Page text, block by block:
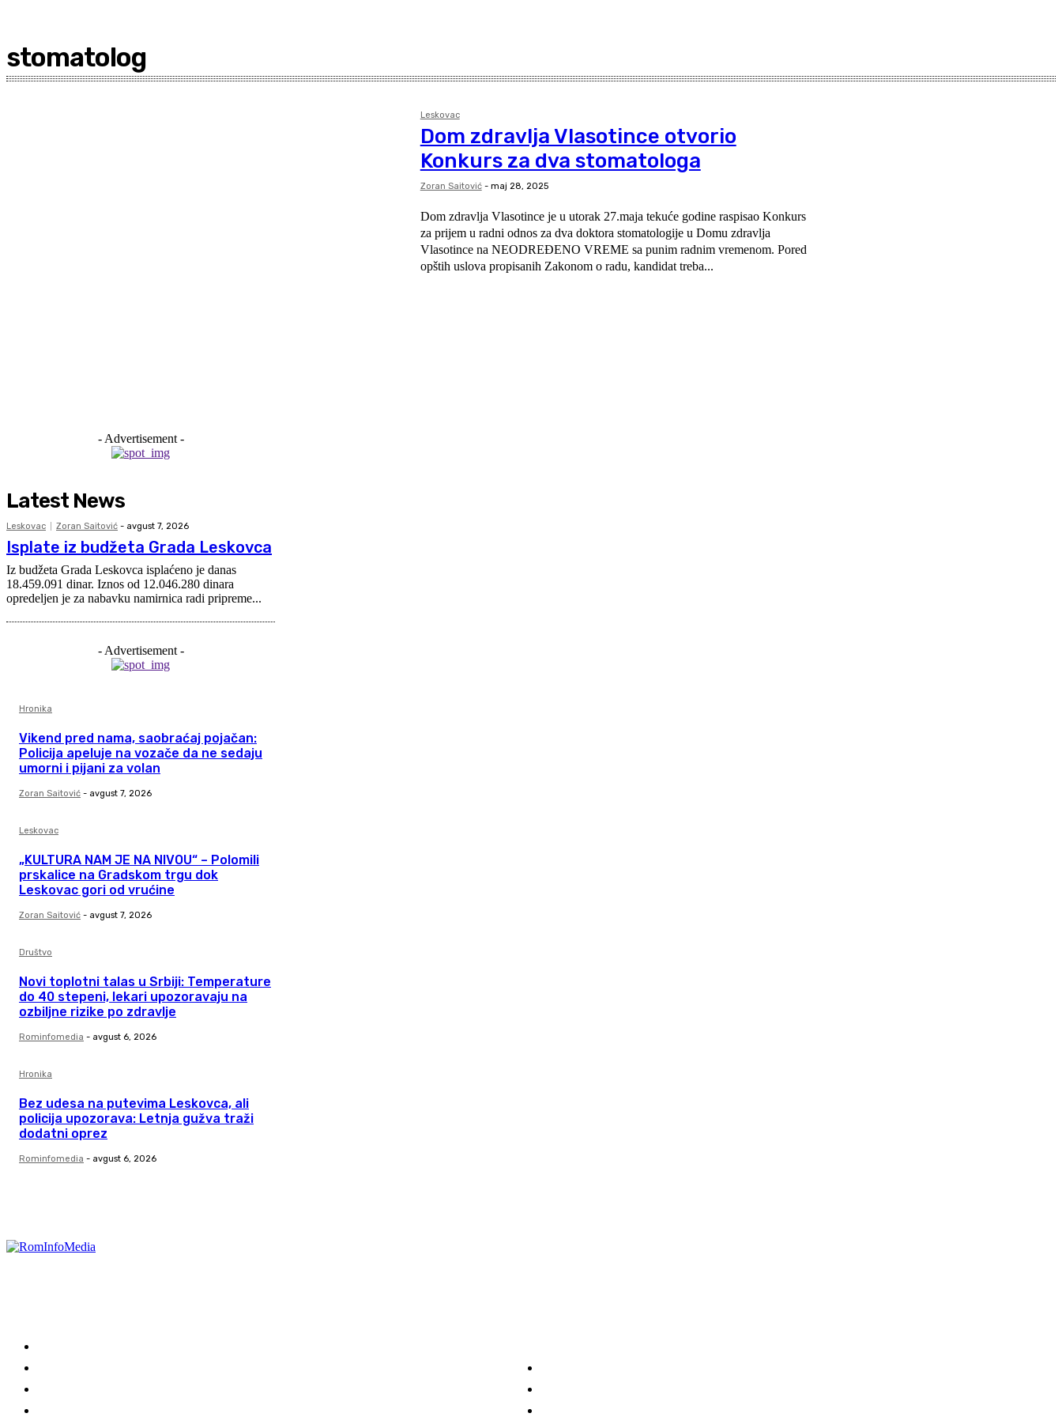
stomatolog
Leskovac
Dom zdravlja Vlasotince otvorio
Konkurs za dva stomatologa
Zoran Saitović - maj 28, 2025
Dom zdravlja Vlasotince je u utorak 27.maja tekuće godine raspisao Konkurs
za prijem u radni odnos za dva doktora stomatologije u Domu zdravlja
Vlasotince na NEODREĐENO VREME sa punim radnim vremenom. Pored
opštih uslova propisanih Zakonom o radu, kandidat treba...
- Advertisement -
Latest News
Leskovac Zoran Saitović - avgust 7, 2026
Isplate iz budžeta Grada Leskovca
Iz budžeta Grada Leskovca isplaćeno je danas
18.459.091 dinar. Iznos od 12.046.280 dinara
opredeljen je za nabavku namirnica radi pripreme...
- Advertisement -
Hronika
Vikend pred nama, saobraćaj pojačan:
Policija apeluje na vozače da ne sedaju
umorni i pijani za volan
Zoran Saitović - avgust 7, 2026
Leskovac
„KULTURA NAM JE NA NIVOU“ – Polomili
prskalice na Gradskom trgu dok
Leskovac gori od vrućine
Zoran Saitović - avgust 7, 2026
Društvo
Novi toplotni talas u Srbiji: Temperature
do 40 stepeni, lekari upozoravaju na
ozbiljne rizike po zdravlje
Rominfomedia - avgust 6, 2026
Hronika
Bez udesa na putevima Leskovca, ali
policija upozorava: Letnja gužva traži
dodatni oprez
Rominfomedia - avgust 6, 2026